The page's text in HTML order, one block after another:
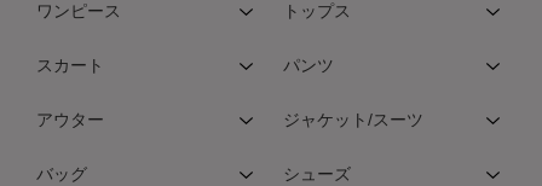
ワンピース トップス
スカート パンツ
アウター ジャケット/スーツ
バッグ シューズ